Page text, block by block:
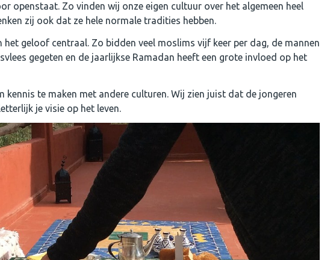
openstaat. Zo vinden wij onze eigen cultuur over het algemeen heel
zij ook dat ze hele normale tradities hebben.
geloof centraal. Zo bidden veel moslims vijf keer per dag, de mannen
gegeten en de jaarlijkse Ramadan heeft een grote invloed op het
te maken met andere culturen. Wij zien juist dat de jongeren
je visie op het leven.